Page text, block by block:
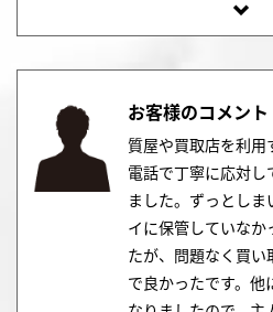
お客様のコメント
質屋や買取店を利用
電話で丁寧に応対し
ました。ずっとしま
イに保管していなか
たが、問題なく買い
で良かったです。他